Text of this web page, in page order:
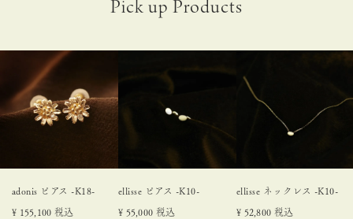
adonis ピアス -K18-
¥ 155,100 税込
ellisse ピアス -K10-
¥ 55,000 税込
ellisse ネックレス -K10-
¥ 52,800 税込